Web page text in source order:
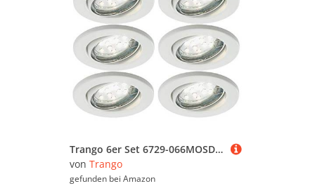
Trango 6er Set 6729-066MOSD LED Einbaustrahler in matt Weiß Rund inkl. 6x 5 Watt 3-Stufen dimmbar Ultra Flach LED Modul Leuchtmittel 3000K warmweiß, Einbauleuchte, Deckenstrahler, Deckenleuchte
von Trango
gefunden bei Amazon